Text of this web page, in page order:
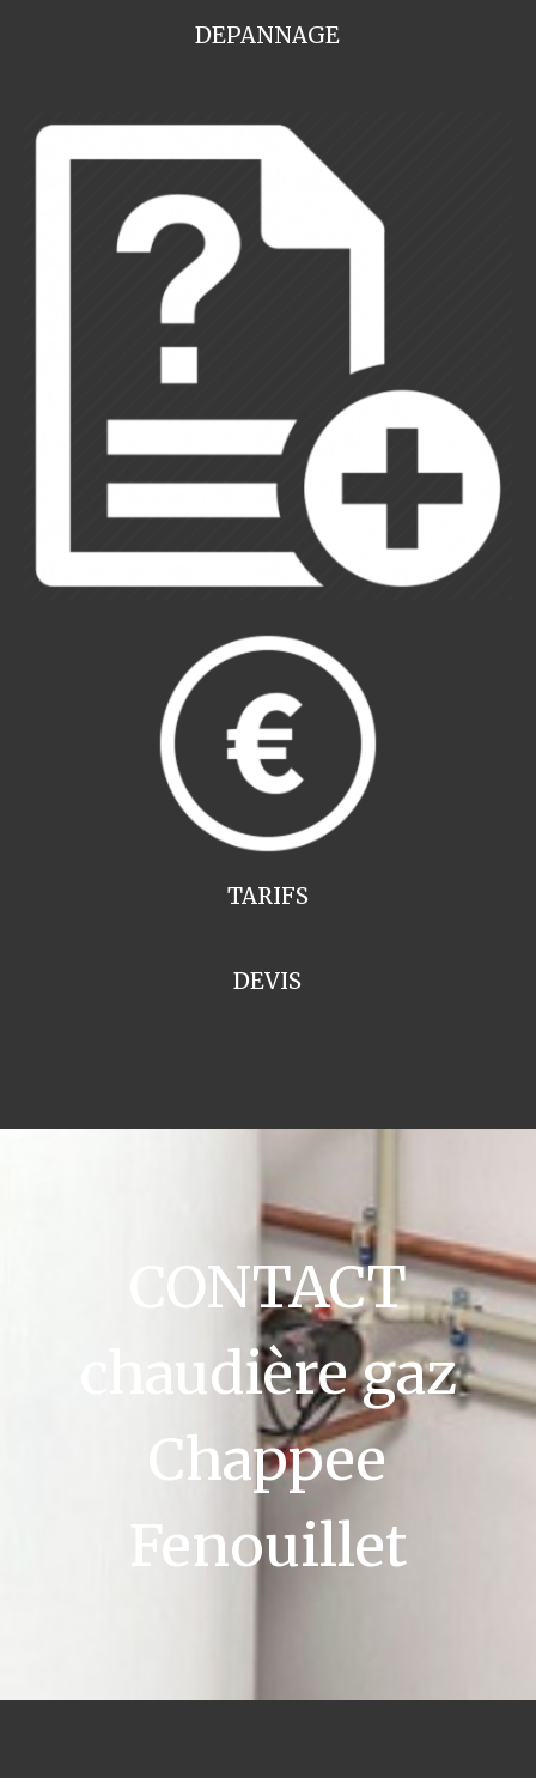
DEPANNAGE
TARIFS
DEVIS
CONTACT
chaudière gaz
Chappee
Fenouillet